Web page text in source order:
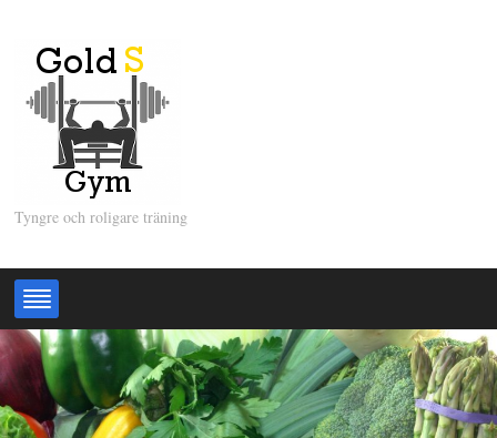
Tyngre och roligare träning